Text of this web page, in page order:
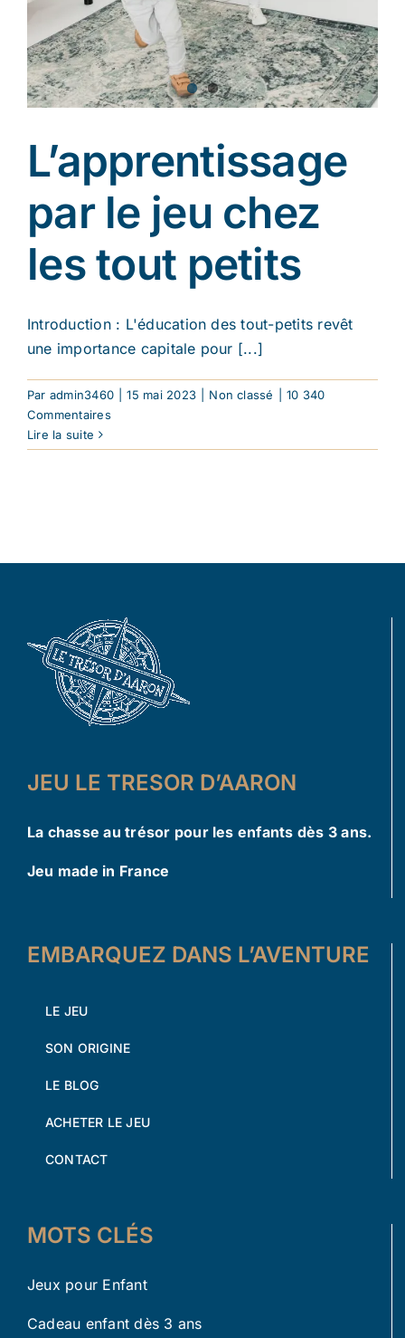
L’apprentissage
par le jeu chez
les tout petits
Introduction : L'éducation des tout-petits revêt
une importance capitale pour [...]
Par admin3460 15 mai 2023 Non classé
10 340
Commentaires
Lire la suite
JEU LE TRESOR D’AARON
La chasse au trésor pour les enfants dès 3 ans.
Jeu made in France
EMBARQUEZ DANS L’AVENTURE
LE JEU
SON ORIGINE
LE BLOG
ACHETER LE JEU
CONTACT
MOTS CLÉS
Jeux pour Enfant
Cadeau enfant dès 3 ans